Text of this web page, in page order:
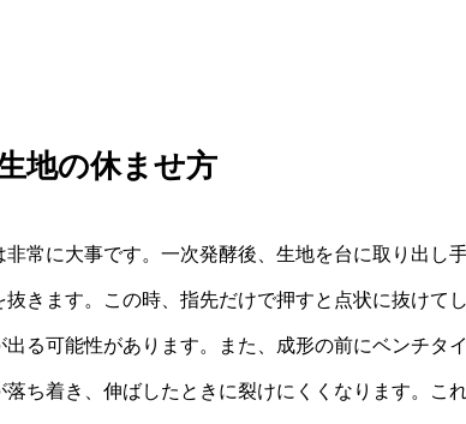
地の休ませ方
非常に大事です。一次発酵後、生地を台に取り出し
抜きます。この時、指先だけで押すと点状に抜けて
る可能性があります。また、成形の前にベンチタ
落ち着き、伸ばしたときに裂けにくくなります。こ